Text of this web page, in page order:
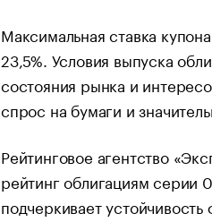
Максимальная ставка
23,5%. Условия выпуска
состояния рынка и
спрос на бумаги и
Рейтинговое агентство
рейтинг облигациям серии
подчеркивает